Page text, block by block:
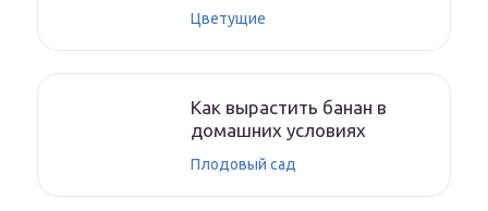
Цветущие
Как вырастить банан в
домашних условиях
Плодовый сад